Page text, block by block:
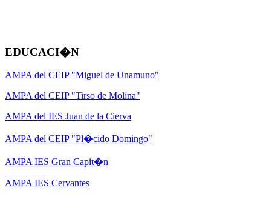
EDUCACI�N
AMPA del CEIP "Miguel de Unamuno"
AMPA del CEIP "Tirso de Molina"
AMPA del IES Juan de la Cierva
AMPA del CEIP "Pl�cido Domingo"
AMPA IES Gran Capit�n
AMPA IES Cervantes